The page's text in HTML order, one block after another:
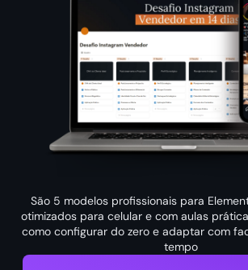
São 5 modelos profissionais para
otimizados para celular e com aulas
como configurar do zero e adaptar com
tempo